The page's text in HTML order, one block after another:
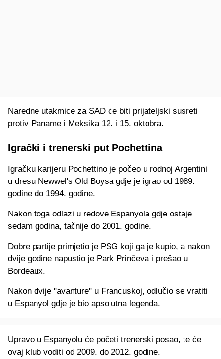
Naredne utakmice za SAD će biti prijateljski susreti
protiv Paname i Meksika 12. i 15. oktobra.
Igrački i trenerski put Pochettina
Igračku karijeru Pochettino je počeo u rodnoj Argentini
u dresu Newwel's Old Boysa gdje je igrao od 1989.
godine do 1994. godine.
Nakon toga odlazi u redove Espanyola gdje ostaje
sedam godina, tačnije do 2001. godine.
Dobre partije primjetio je PSG koji ga je kupio, a nakon
dvije godine napustio je Park Prinčeva i prešao u
Bordeaux.
Nakon dvije "avanture" u Francuskoj, odlučio se vratiti
u Espanyol gdje je bio apsolutna legenda.
Upravo u Espanyolu će početi trenerski posao, te će
ovaj klub voditi od 2009. do 2012. godine.